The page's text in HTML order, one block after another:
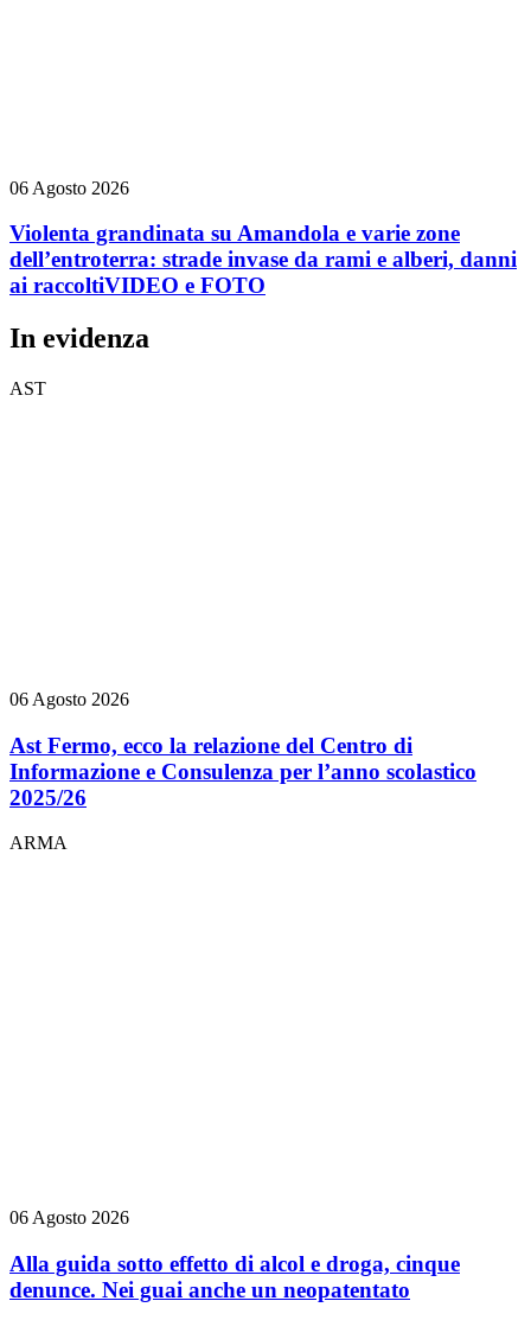
06 Agosto 2026
Violenta grandinata su Amandola e varie zone
dell’entroterra: strade invase da rami e alberi, danni
ai raccoltiVIDEO e FOTO
In evidenza
AST
06 Agosto 2026
Ast Fermo, ecco la relazione del Centro di
Informazione e Consulenza per l’anno scolastico
2025/26
ARMA
06 Agosto 2026
Alla guida sotto effetto di alcol e droga, cinque
denunce. Nei guai anche un neopatentato